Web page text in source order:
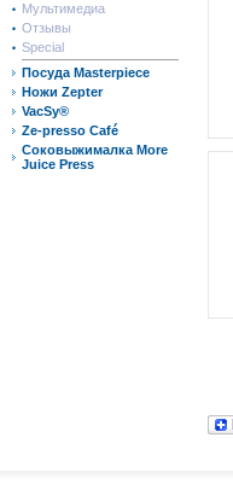
Мультимедиа
Отзывы
Special
Посуда Masterpiece
Ножи Zepter
VacSy®
Ze-presso Café
Соковыжималка More
Juice Press